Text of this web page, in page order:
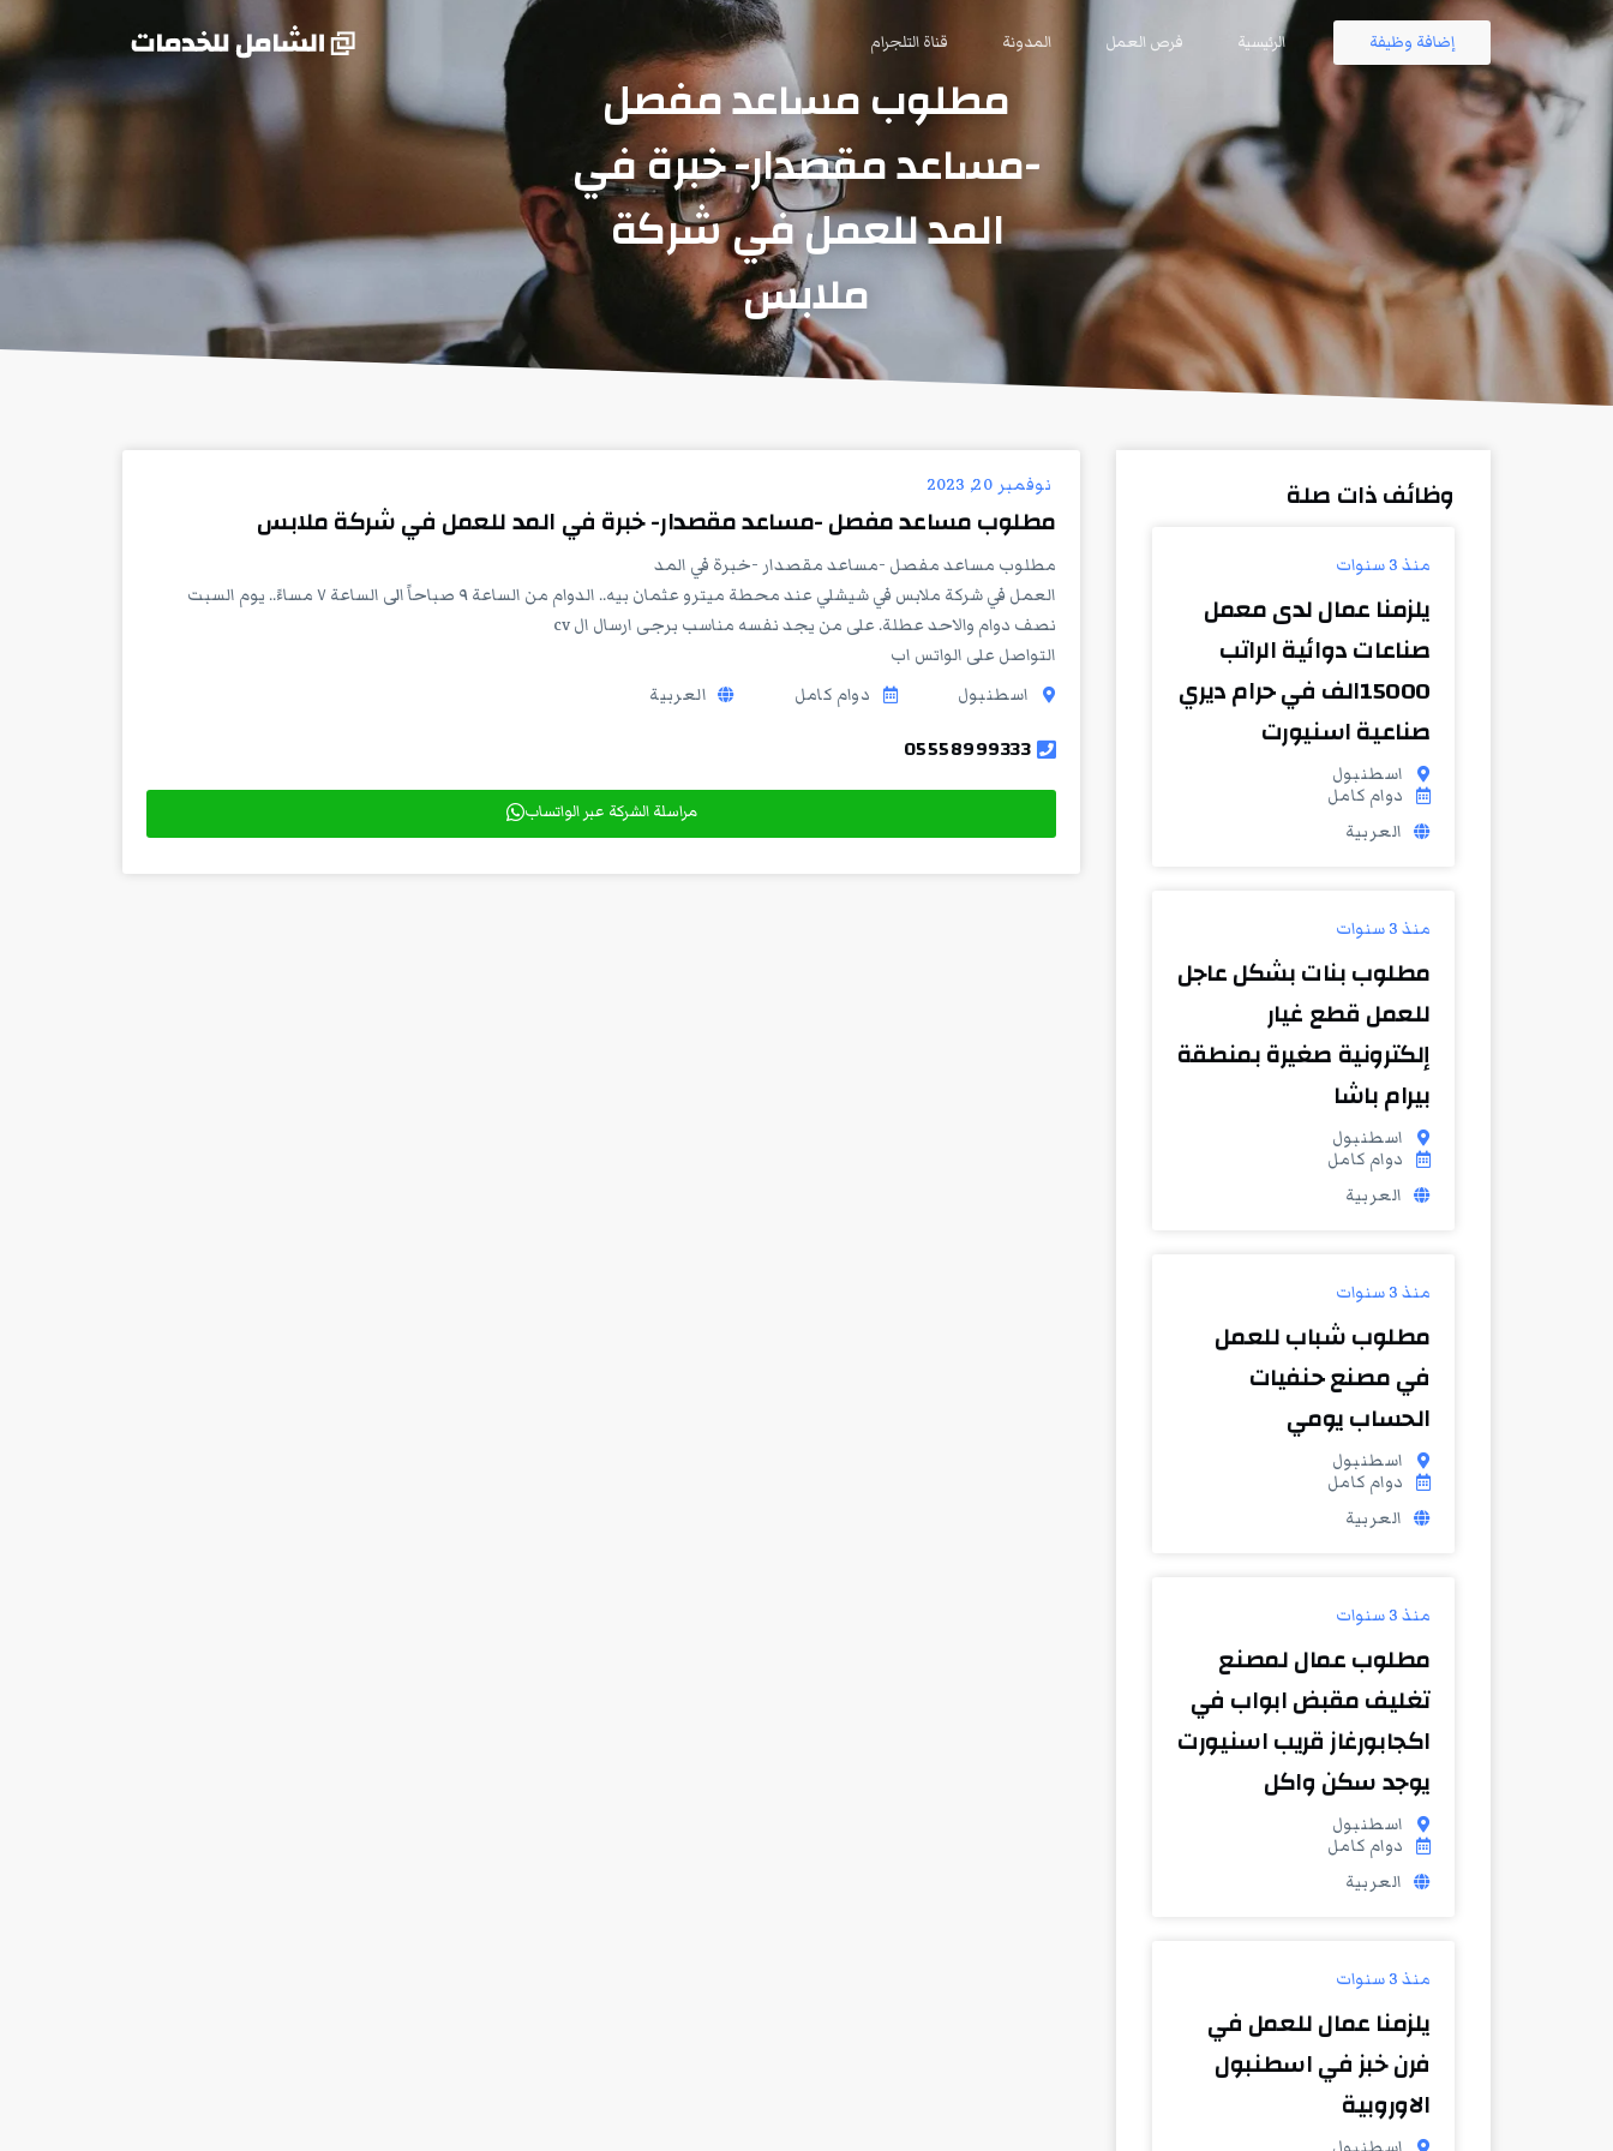
إضافة وظيفة الرئيسية فرص العمل المدونة قناة التلجرام
مطلوب مساعد مفصل
-مساعد مقصدار- خبرة في
المد للعمل في شركة
ملابس
وظائف ذات صلة
منذ 3 سنوات
يلزمنا عمال لدى معمل
صناعات دوائية الراتب
15000الف في حرام ديري
صناعية اسنيورت
اسطنبول
دوام كامل
العربية
منذ 3 سنوات
مطلوب بنات بشكل عاجل
للعمل قطع غيار
إلكترونية صغيرة بمنطقة
بيرام باشا
اسطنبول
دوام كامل
العربية
منذ 3 سنوات
مطلوب شباب للعمل
في مصنع حنفيات
الحساب يومي
اسطنبول
دوام كامل
العربية
منذ 3 سنوات
مطلوب عمال لمصنع
تغليف مقبض ابواب في
اكجابورغاز قريب اسنيورت
يوجد سكن واكل
اسطنبول
دوام كامل
العربية
منذ 3 سنوات
يلزمنا عمال للعمل في
فرن خبز في اسطنبول
الاوروبية
نوفمبر 20, 2023
مطلوب مساعد مفصل -مساعد مقصدار- خبرة في المد للعمل في شركة ملابس
مطلوب مساعد مفصل -مساعد مقصدار -خبرة في المد
العمل في شركة ملابس في شيشلي عند محطة ميترو عثمان بيه.. الدوام من الساعة ٩ صباحاً الى الساعة ٧ مساءً.. يوم السبت
نصف دوام والاحد عطلة. على من يجد نفسه مناسب برجى ارسال ال cv
التواصل على الواتس اب
اسطنبول
دوام كامل العربية
05558999333
مراسلة الشركة عبر الواتساب